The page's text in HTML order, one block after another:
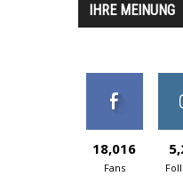
IHRE MEINUNG
18,016
Fans